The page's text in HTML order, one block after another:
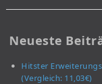
Neueste
Hitster
(Vergleich: 11,03€)